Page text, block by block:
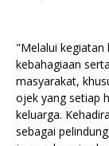
"Melalui kegiatan
kebahagiaan
masyarakat,
ojek yang setiap
keluarga.
sebagai